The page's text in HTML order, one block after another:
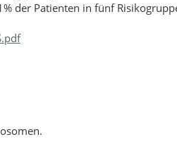
der Patienten in fünf